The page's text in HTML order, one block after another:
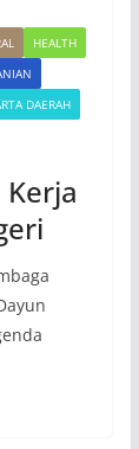
HEALTH
DAERAH
Kerja